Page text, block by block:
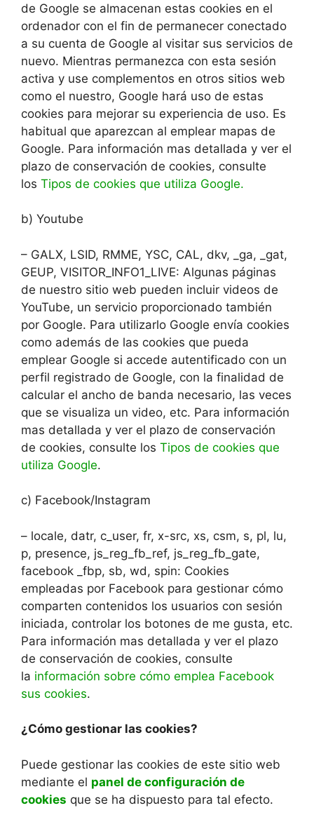
de Google se almacenan estas cookies en el
ordenador con el fin de permanecer conectado
a su cuenta de Google al visitar sus servicios de
nuevo. Mientras permanezca con esta sesión
activa y use complementos en otros sitios web
como el nuestro, Google hará uso de estas
cookies para mejorar su experiencia de uso. Es
habitual que aparezcan al emplear mapas de
Google. Para información mas detallada y ver el
plazo de conservación de cookies, consulte
los Tipos de cookies que utiliza Google.
b) Youtube
– GALX, LSID, RMME, YSC, CAL, dkv, _ga, _gat,
GEUP, VISITOR_INFO1_LIVE: Algunas páginas
de nuestro sitio web pueden incluir videos de
YouTube, un servicio proporcionado también
por Google. Para utilizarlo Google envía cookies
como además de las cookies que pueda
emplear Google si accede autentificado con un
perfil registrado de Google, con la finalidad de
calcular el ancho de banda necesario, las veces
que se visualiza un video, etc. Para información
mas detallada y ver el plazo de conservación
de cookies, consulte los Tipos de cookies que
utiliza Google.
c) Facebook/Instagram
– locale, datr, c_user, fr, x-src, xs, csm, s, pl, lu,
p, presence, js_reg_fb_ref, js_reg_fb_gate,
facebook _fbp, sb, wd, spin: Cookies
empleadas por Facebook para gestionar cómo
comparten contenidos los usuarios con sesión
iniciada, controlar los botones de me gusta, etc.
Para información mas detallada y ver el plazo
de conservación de cookies, consulte
la información sobre cómo emplea Facebook
sus cookies.
¿Cómo gestionar las cookies?
Puede gestionar las cookies de este sitio web
mediante el panel de configuración de
cookies que se ha dispuesto para tal efecto.